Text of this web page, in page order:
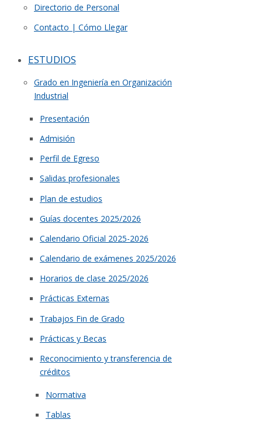
Directorio de Personal
Contacto | Cómo Llegar
ESTUDIOS
Grado en Ingeniería en Organización
Industrial
Presentación
Admisión
Perfil de Egreso
Salidas profesionales
Plan de estudios
Guías docentes 2025/2026
Calendario Oficial 2025-2026
Calendario de exámenes 2025/2026
Horarios de clase 2025/2026
Prácticas Externas
Trabajos Fin de Grado
Prácticas y Becas
Reconocimiento y transferencia de
créditos
Normativa
Tablas